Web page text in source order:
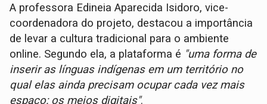
A professora Edineia Aparecida Isidoro, vice-
coordenadora do projeto, destacou a importância
de levar a cultura tradicional para o ambiente
online. Segundo ela, a plataforma é "uma forma de
inserir as línguas indígenas em um território no
qual elas ainda precisam ocupar cada vez mais
espaço: os meios digitais".